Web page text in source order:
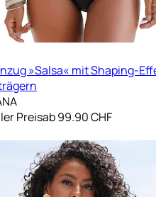
»Salsa« mit Shaping-
Preisab99.90 CHF